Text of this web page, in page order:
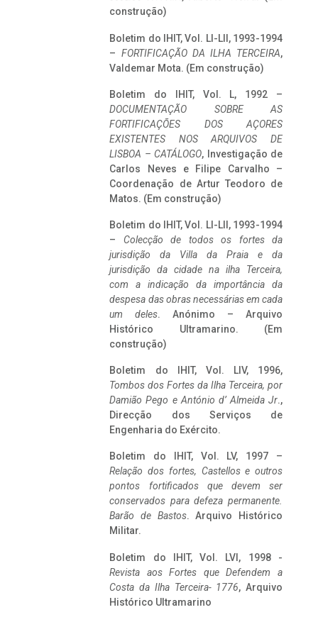
construção)
Boletim do IHIT, Vol. LI-LII, 1993-1994
– FORTIFICAÇÃO DA ILHA TERCEIRA,
Valdemar Mota. (Em construção)
Boletim do IHIT, Vol. L, 1992 –
DOCUMENTAÇÃO SOBRE AS
FORTIFICAÇÕES DOS AÇORES
EXISTENTES NOS ARQUIVOS DE
LISBOA – CATÁLOGO, Investigação de
Carlos Neves e Filipe Carvalho –
Coordenação de Artur Teodoro de
Matos. (Em construção)
Boletim do IHIT, Vol. LI-LII, 1993-1994
– Colecção de todos os fortes da
jurisdição da Villa da Praia e da
jurisdição da cidade na ilha Terceira,
com a indicação da importância da
despesa das obras necessárias em cada
um deles. Anónimo – Arquivo
Histórico Ultramarino. (Em
construção)
Boletim do IHIT, Vol. LIV, 1996,
Tombos dos Fortes da Ilha Terceira, por
Damião Pego e António d’ Almeida Jr.,
Direcção dos Serviços de
Engenharia do Exército.
Boletim do IHIT, Vol. LV, 1997 –
Relação dos fortes, Castellos e outros
pontos fortificados que devem ser
conservados para defeza permanente.
Barão de Bastos. Arquivo Histórico
Militar.
Boletim do IHIT, Vol. LVI, 1998 -
Revista aos Fortes que Defendem a
Costa da Ilha Terceira- 1776, Arquivo
Histórico Ultramarino